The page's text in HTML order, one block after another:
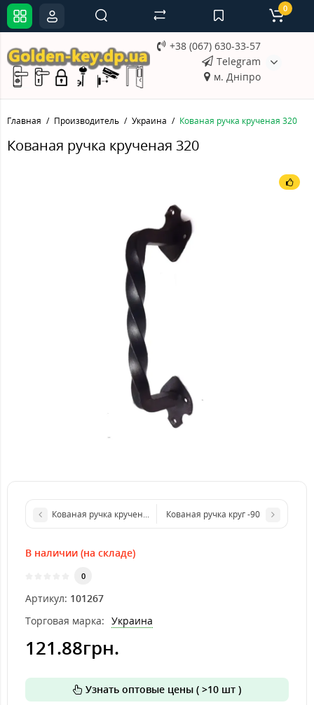
+38 (067) 630-33-57
Telegram
м. Дніпро
0
Главная Производитель Украина Кованая ручка крученая 320
Кованая ручка крученая 320
Кованая ручка крученая двойная (квадрат)
Кованая ручка круг -90
В наличии (на складе)
0
Артикул: 101267
Торговая марка: Украина
121.88грн.
Узнать оптовые цены ( >10 шт )